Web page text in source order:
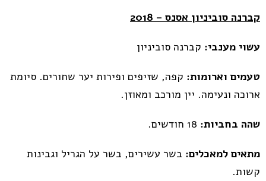
קברנה סוביניון אסנס – 2018
עשוי מענבי: קברנה סוביניון
טעמים וארומות: קפה, שזיפים ופירות יער שחורים. סיומת
ארוכה ונעימה. יין מורכב ומאוזן.
שהה בחביות:
מתאים למאכלים: בשר עשירים, בשר על הגריל וגבינות
קשות.